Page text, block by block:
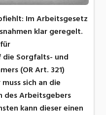
Im Arbeitsgesetz
klar geregelt.
die Sorgfalts- und
(OR Art. 321)
sich an die
des Arbeitsgebers
kann dieser einen